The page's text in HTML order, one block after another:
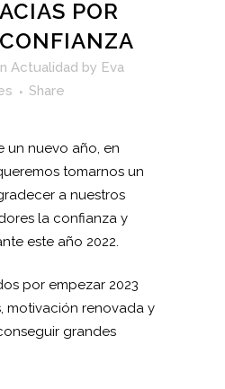
POR
Actualidad by Eva
Share
un nuevo año, en
tomarnos un
a nuestros
la confianza y
este año 2022.
por empezar 2023
motivación renovada y
grandes